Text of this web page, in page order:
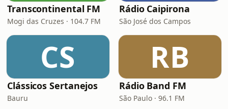
Transcontinental FM
Mogi das Cruzes · 104.7 FM
Rádio Caipirona
São José dos Campos
CS
Clássicos Sertanejos
Bauru
RB
Rádio Band FM
São Paulo · 96.1 FM